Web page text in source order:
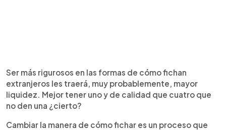
Ser más rigurosos en las formas de cómo fichan
extranjeros les traerá, muy probablemente, mayor
liquidez. Mejor tener uno y de calidad que cuatro que
no den una ¿cierto?
Cambiar la manera de cómo fichar es un proceso que